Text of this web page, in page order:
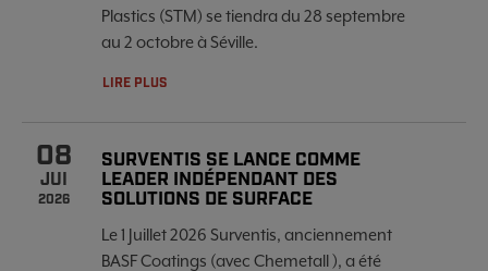
Plastics (STM) se tiendra du 28 septembre
au 2 octobre à Séville.
LIRE PLUS
08
JUI
2026
SURVENTIS SE LANCE COMME
LEADER INDÉPENDANT DES
SOLUTIONS DE SURFACE
Le 1 Juillet 2026 Surventis, anciennement
BASF Coatings (avec Chemetall ), a été